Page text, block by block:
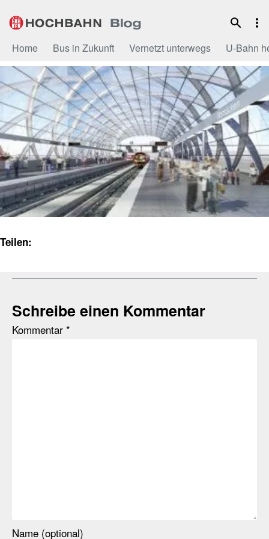
Inhalt
Home Bus in Zukunft Vernetzt unterwegs U-Bahn
Teilen:
Schreibe einen Kommentar
Kommentar *
Name (optional)